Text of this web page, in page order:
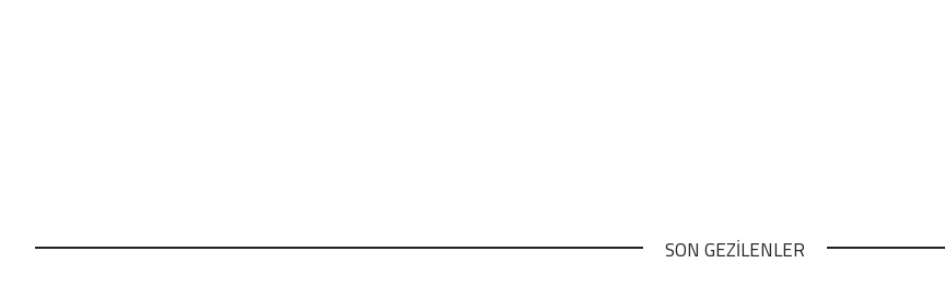
SON GEZİLENLER